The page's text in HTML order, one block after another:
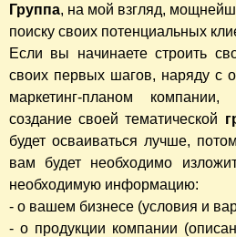
Группа, на мой взгляд,
поиску своих потенциальных
Если вы начинаете строить
своих первых шагов, наряду с
маркетинг-планом компании,
создание своей тематической
будет осваиваться лучше,
вам будет необходимо
необходимую информацию:
- о вашем бизнесе (условия и
- о продукции компании